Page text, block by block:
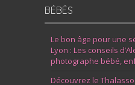
BÉBÉS
Le bon âge pour une
Lyon : Les conseils
photographe bébé,
Découvrez le